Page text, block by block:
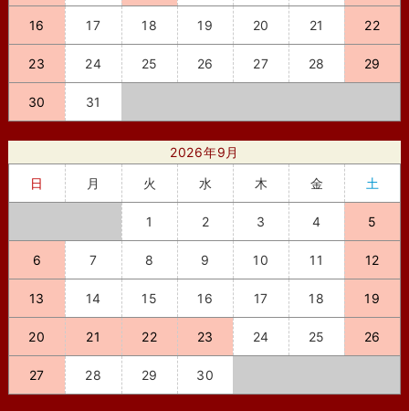
16 17 18 19 20 21 22
23 24 25 26 27 28 29
30 31
2026年9月
日
月 火 水 木 金 土
1 2 3 4 5
6 7 8 9 10 11 12
13 14 15 16 17 18 19
20 21 22 23 24 25 26
27 28 29 30